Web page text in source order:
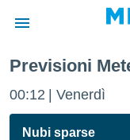
di
Previsioni
00:12 Venerdì
Nubi sparse